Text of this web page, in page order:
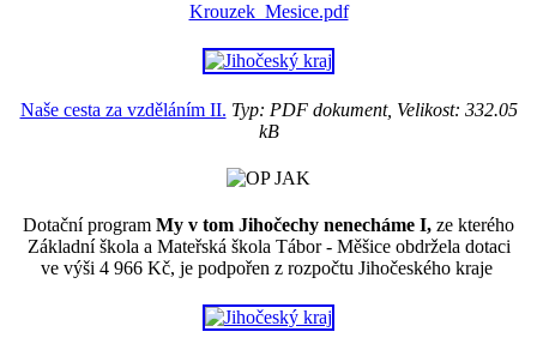
Krouzek_Mesice.pdf
Naše cesta za vzděláním II. Typ: PDF dokument, Velikost: 332.05
kB
Dotační program My v tom Jihočechy nenecháme I, ze kterého
Základní škola a Mateřská škola Tábor - Měšice obdržela dotaci
ve výši 4 966 Kč, je podpořen z rozpočtu Jihočeského kraje